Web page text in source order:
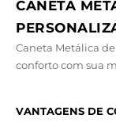
CANETA
Caneta Metálica
conforto com sua
VANTAGENS DE